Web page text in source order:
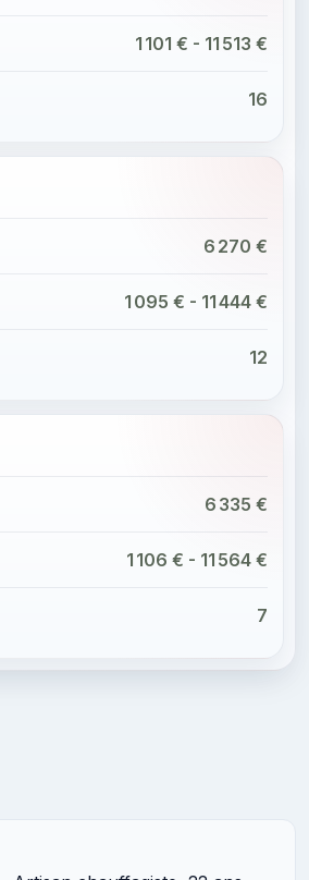
1 101 € - 11 513 €
16
6 270 €
1 095 € - 11 444 €
12
6 335 €
1 106 € - 11 564 €
7